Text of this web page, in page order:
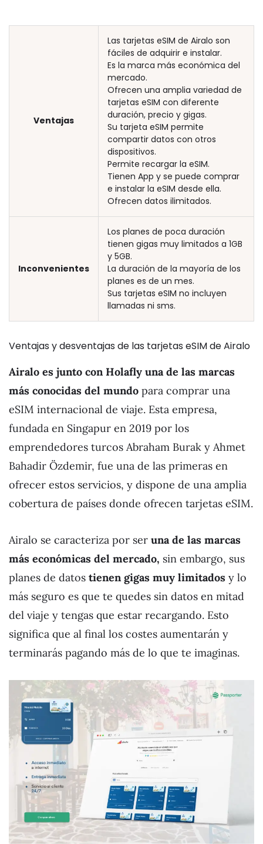
Ventajas
Las tarjetas eSIM de Airalo son
fáciles de adquirir e instalar.
Es la marca más económica del
mercado.
Ofrecen una amplia variedad de
tarjetas eSIM con diferente
duración, precio y gigas.
Su tarjeta eSIM permite
compartir datos con otros
dispositivos.
Permite recargar la eSIM.
Tienen App y se puede comprar
e instalar la eSIM desde ella.
Ofrecen datos ilimitados.
Inconvenientes
Los planes de poca duración
tienen gigas muy limitados a 1GB
y 5GB.
La duración de la mayoría de los
planes es de un mes.
Sus tarjetas eSIM no incluyen
llamadas ni sms.
Ventajas y desventajas de las tarjetas eSIM de Airalo
Airalo es junto con Holafly una de las marcas
más conocidas del mundo para comprar una
eSIM internacional de viaje. Esta empresa,
fundada en Singapur en 2019 por los
emprendedores turcos Abraham Burak y Ahmet
Bahadir Özdemir, fue una de las primeras en
ofrecer estos servicios, y dispone de una amplia
cobertura de países donde ofrecen tarjetas eSIM.
Airalo se caracteriza por ser una de las marcas
más económicas del mercado, sin embargo, sus
planes de datos tienen gigas muy limitados y lo
más seguro es que te quedes sin datos en mitad
del viaje y tengas que estar recargando. Esto
significa que al final los costes aumentarán y
terminarás pagando más de lo que te imaginas.